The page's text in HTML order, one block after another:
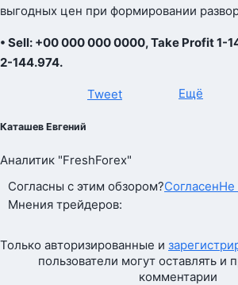
выгодных цен при формировании
• Sell: +00 000 000 0000, Take Profit 1-
2-144.974.
Tweet Ещё
Каташев Евгений
Аналитик "FreshForex"
Согласны с этим обзором?СогласенНе
Мнения трейдеров:
Только авторизированные и
пользователи могут оставлять и
комментарии